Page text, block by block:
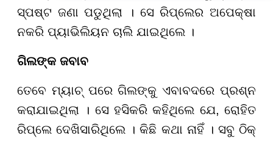
ସ୍ପଷ୍ଟ ଜଣା ପଡୁଥିଲା । ସେ ରିପ୍ଲେର ଅପେକ୍ଷା
ନକରି ପ୍ୟାଭିଲିୟନ ଚାଲି ଯାଇଥିଲେ ।
ଗିଲଙ୍କ ଜବାବ
ତେବେ ମ୍ୟାଚ୍ ପରେ ଗିଲଙ୍କୁ ଏବାବଦରେ ପ୍ରଶ୍ନ
କରାଯାଇଥିଲା । ସେ ହସିକରି କହିଥିଲେ ଯେ, ରୋହିତ
ରିପ୍ଲେ ଦେଖିସାରିଥିଲେ । କିଛି କଥା ନାହିଁ । ସବୁ ଠିକ୍